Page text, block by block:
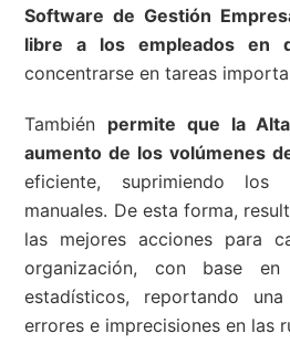
Software de Gestión
libre a los empleados en
concentrarse en tareas
También permite que la
aumento de los volúmenes
eficiente, suprimiendo
manuales. De esta forma,
las mejores acciones para
organización, con base
estadísticos, reportando
errores e imprecisiones en las